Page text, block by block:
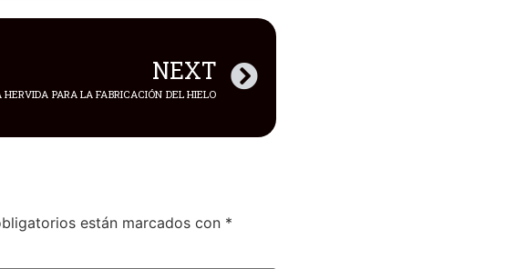
NEXT
HERVIDA PARA LA FABRICACIÓN DEL HIELO
están marcados con *